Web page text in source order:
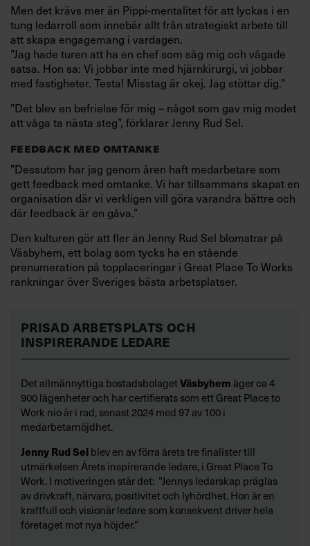
Men det krävs mer än Pippi-mentalitet för att lyckas i en
tung ledarroll som innebär allt från strategiskt arbete till
att skapa engagemang i vardagen.
”Jag hade turen att ha en chef som såg mig och vågade
satsa. Hon sa: Vi jobbar inte med hjärnkirurgi, vi jobbar
med fastigheter. Testa! Misstag är okej. Jag stöttar dig.”
”Det blev en befrielse för mig – något som gav mig modet
att våga ta nästa steg”, förklarar Jenny Rud Sel.
FEEDBACK MED OMTANKE
”Dessutom har jag genom åren haft medarbetare som
gett feedback med omtanke. Vi har tillsammans skapat en
organisation där vi verkligen vill göra varandra bättre och
där feedback är en gåva.”
Den kulturen gör att fler än Jenny Rud Sel blomstrar på
Väsbyhem, ett bolag som tycks ha en stående
prenumeration på topplaceringar i Great Place To Works
rankningar över Sveriges bästa arbetsplatser.
PRISAD ARBETSPLATS OCH
INSPIRERANDE LEDARE
Det allmännyttiga bostadsbolagetVäsbyhemäger ca 4
900 lägenheter och har certifierats som ett Great Place to
Work nio år i rad, senast 2024 med 97 av 100 i
medarbetarnöjdhet.
Jenny Rud Selblev en av förra årets tre finalister till
utmärkelsen Årets inspirerande ledare, i Great Place To
Work. I motiveringen står det: ”Jennys ledarskap präglas
av drivkraft, närvaro, positivitet och lyhördhet. Hon är en
kraftfull och visionär ledare som konsekvent driver hela
företaget mot nya höjder.”